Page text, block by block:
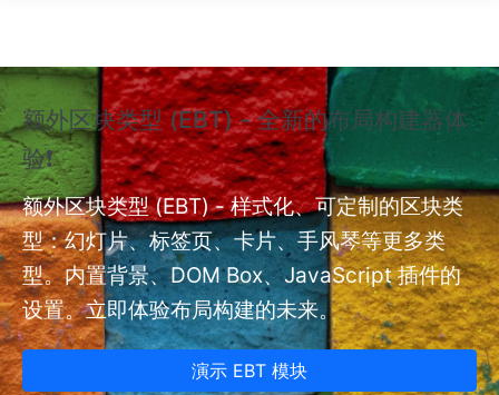
额外区块类型 (EBT) - 全新的布局构建器体
验❗
额外区块类型 (EBT) - 样式化、可定制的区块类
型：幻灯片、标签页、卡片、手风琴等更多类
型。内置背景、DOM Box、JavaScript 插件的
设置。立即体验布局构建的未来。
演示 EBT 模块
额